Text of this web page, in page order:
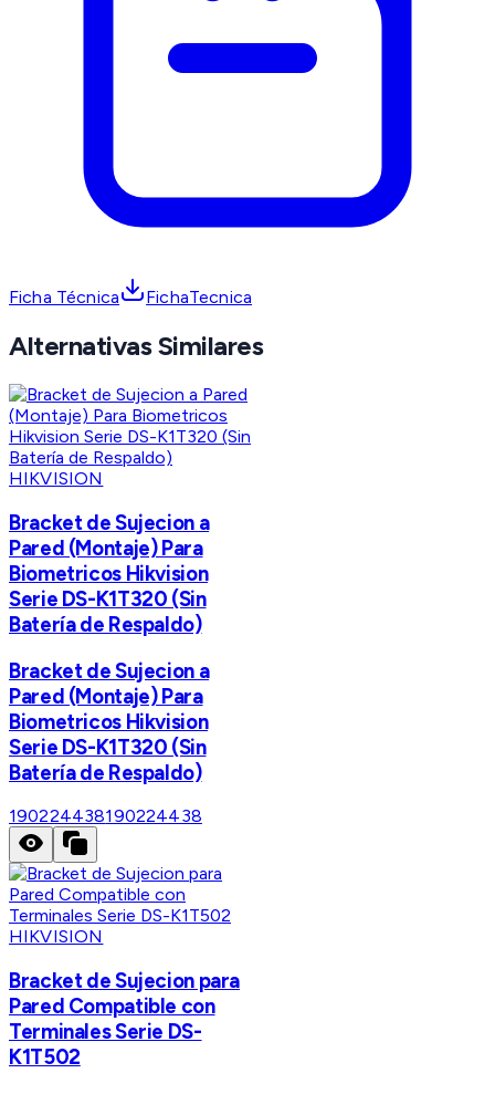
Ficha Técnica FichaTecnica
Alternativas Similares
HIKVISION
Bracket de Sujecion a
Pared (Montaje) Para
Biometricos Hikvision
Serie DS-K1T320 (Sin
Batería de Respaldo)
Bracket de Sujecion a
Pared (Montaje) Para
Biometricos Hikvision
Serie DS-K1T320 (Sin
Batería de Respaldo)
190224438190224438
HIKVISION
Bracket de Sujecion para
Pared Compatible con
Terminales Serie DS-
K1T502